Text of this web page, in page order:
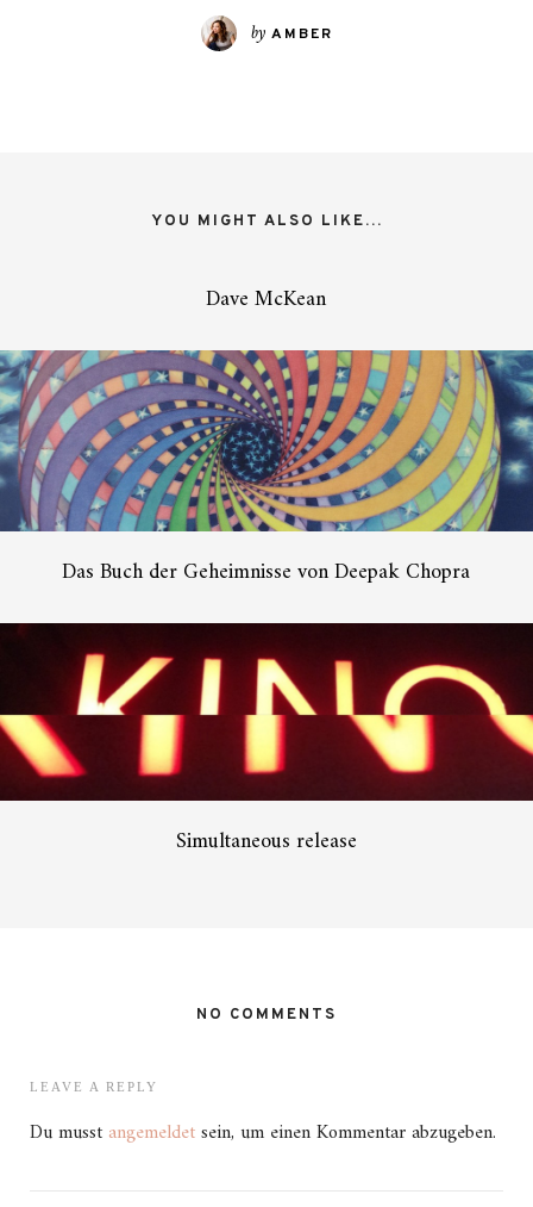
by AMBER
YOU MIGHT ALSO LIKE...
Dave McKean
Das Buch der Geheimnisse von Deepak Chopra
Simultaneous release
NO COMMENTS
LEAVE A REPLY
Du musst angemeldetsein, um einen Kommentar abzugeben.